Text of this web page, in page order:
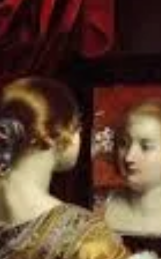
régulièrement mes secrétaires et me
prenait à parti en insinuant que je me
moquais de son cas et n’en avais ri